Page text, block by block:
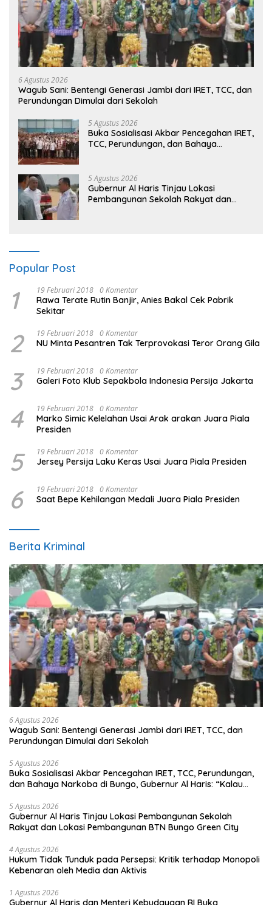
6 Agustus 2026
Wagub Sani: Bentengi Generasi Jambi dari IRET, TCC, dan
Perundungan Dimulai dari Sekolah
5 Agustus 2026
Buka Sosialisasi Akbar Pencegahan IRET,
TCC, Perundungan, dan Bahaya
masa depan sudah ada di tangan”
5 Agustus 2026
Gubernur Al Haris Tinjau Lokasi
Pembangunan Sekolah Rakyat dan
Popular Post
1 19 Februari 2018 0 Komentar
Rawa Terate Rutin Banjir, Anies Bakal Cek Pabrik
Sekitar
2 19 Februari 2018 0 Komentar
NU Minta Pesantren Tak Terprovokasi Teror Orang Gila
3 19 Februari 2018 0 Komentar
Galeri Foto Klub Sepakbola Indonesia Persija Jakarta
4 19 Februari 2018 0 Komentar
Marko Simic Kelelahan Usai Arak arakan Juara Piala
Presiden
5 19 Februari 2018 0 Komentar
Jersey Persija Laku Keras Usai Juara Piala Presiden
6 19 Februari 2018 0 Komentar
Saat Bepe Kehilangan Medali Juara Piala Presiden
Berita Kriminal
6 Agustus 2026
Wagub Sani: Bentengi Generasi Jambi dari IRET, TCC, dan
Perundungan Dimulai dari Sekolah
5 Agustus 2026
Buka Sosialisasi Akbar Pencegahan IRET, TCC, Perundungan,
dan Bahaya Narkoba di Bungo, Gubernur Al Haris: “Kalau
tangan”
5 Agustus 2026
Gubernur Al Haris Tinjau Lokasi Pembangunan Sekolah
Rakyat dan Lokasi Pembangunan BTN Bungo Green City
4 Agustus 2026
Hukum Tidak Tunduk pada Persepsi: Kritik terhadap Monopoli
Kebenaran oleh Media dan Aktivis
1 Agustus 2026
Gubernur Al Haris dan Menteri Kebudayaan RI Buka